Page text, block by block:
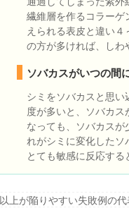
繊維層を作るコラーゲ
えられる表皮と違い
の方が多ければ、しわ
ソバカスがいつの間
シミをソバカスと思
度が多いと、ソバカ
なっても、ソバカスが
れがシミに変化したソ
とても敏感に反応する
以上が陥りやすい失敗例の代